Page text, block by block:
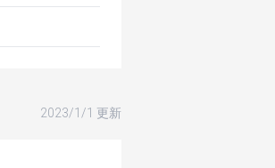
2023/1/1 更新